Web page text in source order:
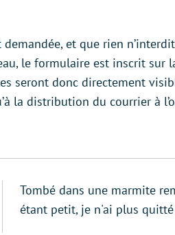
demandée, et que rien
le formulaire est inscrit sur
seront donc directement
la distribution du courrier à
Tombé dans une marmite
étant petit, je n'ai plus